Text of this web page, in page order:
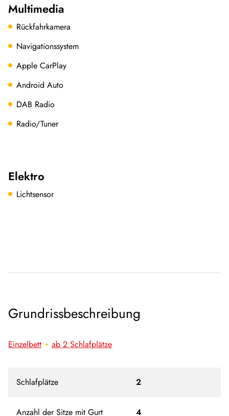
Multimedia
Rückfahrkamera
Navigationssystem
Apple CarPlay
Android Auto
DAB Radio
Radio/Tuner
Elektro
Lichtsensor
Grundrissbeschreibung
Einzelbett ab 2 Schlafplätze
Schlafplätze 2
Anzahl der Sitze mit Gurt 4